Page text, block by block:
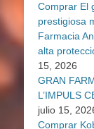
Comprar El
prestigiosa
Farmacia
alta
15, 2026
GRAN
L’IMPULS
julio 15,
Comprar